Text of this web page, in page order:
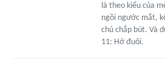
là theo kiểu của
ngồi ngước mắt,
chủ chắp bút. Và
11: Hở đuôi.